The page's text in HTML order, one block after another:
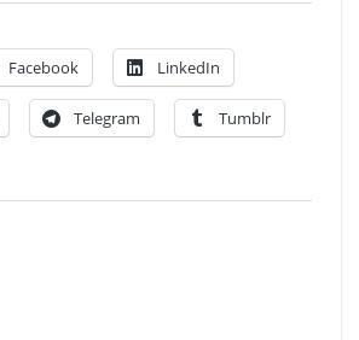
Facebook LinkedIn
Telegram Tumblr